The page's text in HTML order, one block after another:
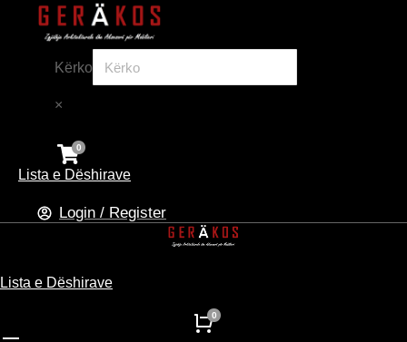
Kërko
×
Lista e Dëshirave
Login / Register
Lista e Dëshirave